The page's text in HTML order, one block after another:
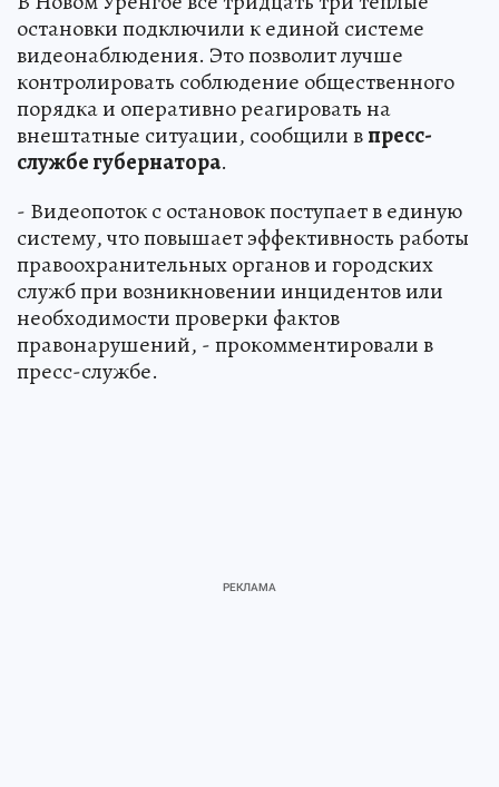
остановки подключили к единой системе
видеонаблюдения. Это позволит лучше
контролировать соблюдение общественного
порядка и оперативно реагировать на
внештатные ситуации, сообщили впресс-
службе губернатора.
- Видеопоток с остановок поступает в единую
систему, что повышает эффективность работы
правоохранительных органов и городских
служб при возникновении инцидентов или
необходимости проверки фактов
правонарушений, - прокомментировали в
пресс-службе.